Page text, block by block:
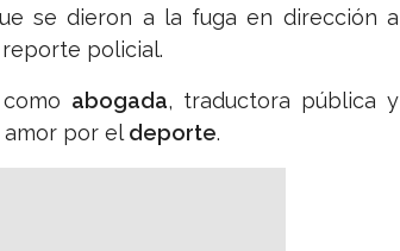
se dieron a la fuga en dirección a
policial.
abogada, traductora pública y
amor por eldeporte.